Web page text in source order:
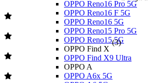
OPPO Reno16 Pro 5G
OPPO Reno16 F 5G
OPPO Reno16 5G
OPPO Reno15 Pro 5G
OPPO Reno15 5G
OPPO Find X
OPPO Find X9 Ultra
OPPO A
OPPO A6x 5G
(3)